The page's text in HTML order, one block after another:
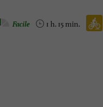
Vtt :
1 h. 15 min.
Facile